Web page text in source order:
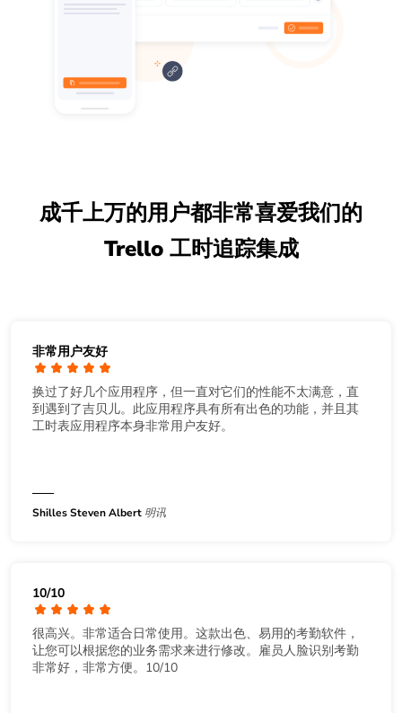
成千上万的用户都非常喜爱我们的
Trello 工时追踪集成
非常用户友好
换过了好几个应用程序，但一直对它们的性能不太满意，直
到遇到了吉贝儿。此应用程序具有所有出色的功能，并且其
工时表应用程序本身非常用户友好。
Shilles Steven Albert 明讯
10/10
很高兴。非常适合日常使用。这款出色、易用的考勤软件，
让您可以根据您的业务需求来进行修改。雇员人脸识别考勤
非常好，非常方便。10/10